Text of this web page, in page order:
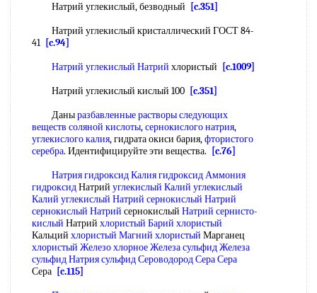
Натрий углекислый, безводный
[c.351]
Натрий углекислый кристаллический ГОСТ 84-
41 [c.94]
Натрий углекислый Натрий хлористый
[c.1009]
Натрий углекислый кислый 100 [c.351]
Даныразбавленные растворыследующих
веществ соляной кислоты,сернокислого натрия,
углекислого калия, гидрата окиси бария,фтористого
серебра. Идентифицируйте эти вещества.
[c.76]
Натрия гидроксид Калия гидроксидАммония
гидроксидНатрий углекислый Калий углекислый
Калий углекислый Натрий сернокислый Натрий
сернокислый Натрий сернокислый Натрий сернисто-
кислый Натрий хлористый Барий хлористый
Кальций хлористый Магний хлористый Марганец
хлористый Железо хлорное Железасульфид Железа
сульфид Натрия сульфид СероводородСера Сера
Сера [c.115]